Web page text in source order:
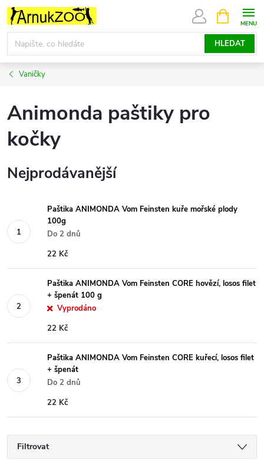
Přejít
obsah
HLEDAT
NÁKUPNÍ
KOŠÍK
Vaničky
Animonda paštiky pro
kočky
Nejprodávanější
Paštika ANIMONDA Vom Feinsten kuře mořské plody
100g
Do 2 dnů
22 Kč
Paštika ANIMONDA Vom Feinsten CORE hovězí, losos filet
+ špenát 100 g
Vyprodáno
22 Kč
Paštika ANIMONDA Vom Feinsten CORE kuřecí, losos filet
+ špenát
Do 2 dnů
22 Kč
Filtrovat